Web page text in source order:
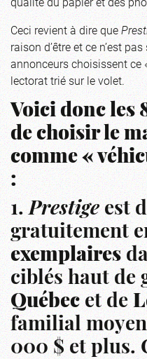
Ceci revient à dire que
raison d’être et ce n’est
annonceurs choisissent ce
lectorat trié sur le volet.
Voici donc les
de choisir le
comme «
:
1.Prestigeest
gratuitement
exemplaires
ciblés haut de
Québecet de
familial
000 $ et plus.